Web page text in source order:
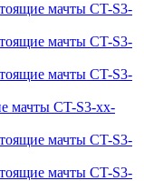
мачты CT-S3-
мачты CT-S3-
мачты CT-S3-
мачты CT-S3-xx-
мачты CT-S3-
мачты CT-S3-